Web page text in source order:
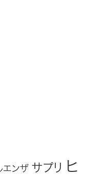
エンザ サプリ ヒ